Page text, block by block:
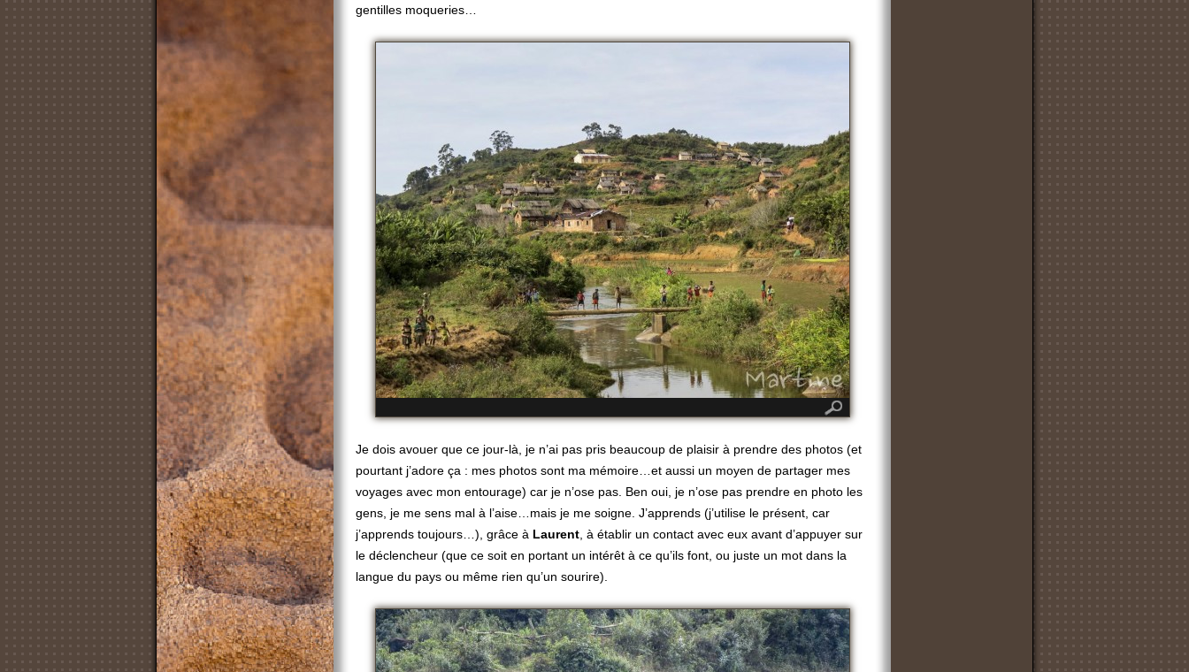
gentilles moqueries…
Je dois avouer que ce jour-là, je n’ai pas pris beaucoup de plaisir à prendre des photos (et
pourtant j’adore ça : mes photos sont ma mémoire…et aussi un moyen de partager mes
voyages avec mon entourage) car je n’ose pas. Ben oui, je n’ose pas prendre en photo les
gens, je me sens mal à l’aise…mais je me soigne. J’apprends (j’utilise le présent, car
j’apprends toujours…), grâce à Laurent , à établir un contact avec eux avant d’appuyer sur
le déclencheur (que ce soit en portant un intérêt à ce qu’ils font, ou juste un mot dans la
langue du pays ou même rien qu’un sourire).